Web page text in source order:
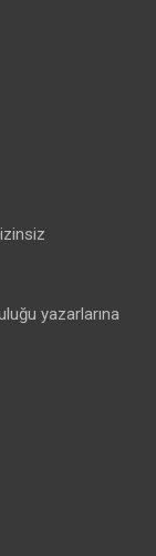
yazarlarına